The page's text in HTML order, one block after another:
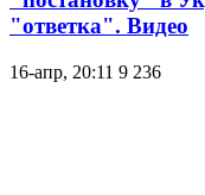
"ответка". Видео
16-апр, 20:11 9 236